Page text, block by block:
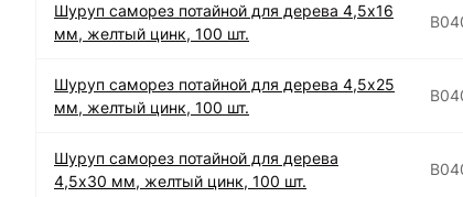
Шуруп саморез потайной для дерева 4,5х16
мм, желтый цинк, 100 шт.
Шуруп саморез потайной для дерева 4,5х25
мм, желтый цинк, 100 шт.
Шуруп саморез потайной для дерева
4,5х30 мм, желтый цинк, 100 шт.